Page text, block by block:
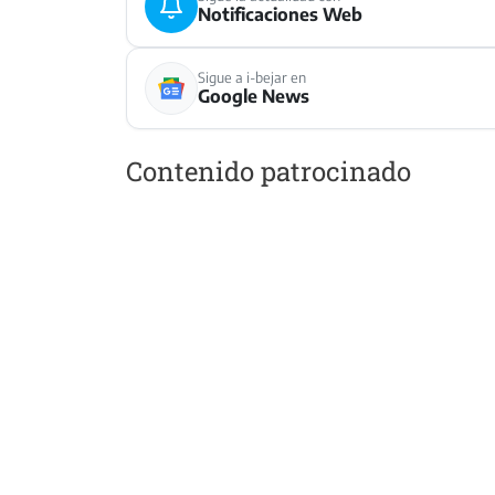
Notificaciones Web
Sigue a i-bejar en
Google News
Contenido patrocinado